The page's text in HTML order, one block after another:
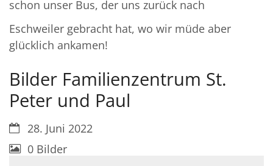
schon unser Bus, der uns zurück nach
Eschweiler gebracht hat, wo wir müde aber
glücklich ankamen!
Bilder Familienzentrum St.
Peter und Paul
Datum:28. Juni 2022
0 Bilder